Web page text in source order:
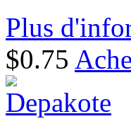
Plus
$0.75